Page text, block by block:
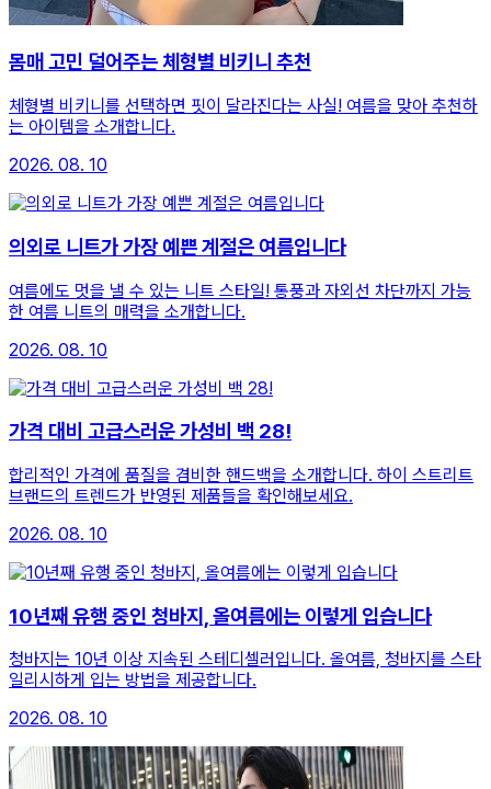
몸매 고민 덜어주는 체형별 비키니 추천
체형별 비키니를 선택하면 핏이 달라진다는 사실! 여름을 맞아 추천하
는 아이템을 소개합니다.
2026. 08. 10
의외로 니트가 가장 예쁜 계절은 여름입니다
여름에도 멋을 낼 수 있는 니트 스타일! 통풍과 자외선 차단까지 가능
한 여름 니트의 매력을 소개합니다.
2026. 08. 10
가격 대비 고급스러운 가성비 백 28!
합리적인 가격에 품질을 겸비한 핸드백을 소개합니다. 하이 스트리트
브랜드의 트렌드가 반영된 제품들을 확인해보세요.
2026. 08. 10
10년째 유행 중인 청바지, 올여름에는 이렇게 입습니다
청바지는 10년 이상 지속된 스테디셀러입니다. 올여름, 청바지를 스타
일리시하게 입는 방법을 제공합니다.
2026. 08. 10